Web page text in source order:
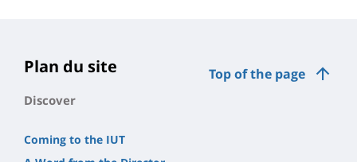
Top of the page
Plan du site
Discover
Coming to the IUT